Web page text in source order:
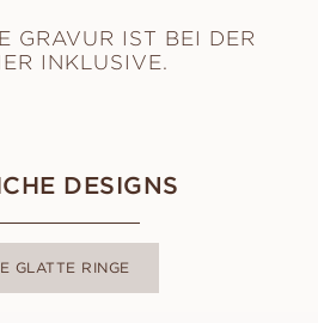
GRAVUR IST BEI DER
INKLUSIVE.
DESIGNS
GLATTE RINGE